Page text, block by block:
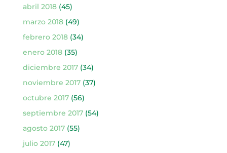
abril 2018(45)
marzo 2018(49)
febrero 2018(34)
enero 2018(35)
diciembre 2017(34)
noviembre 2017(37)
octubre 2017(56)
septiembre 2017(54)
agosto 2017(55)
julio 2017(47)